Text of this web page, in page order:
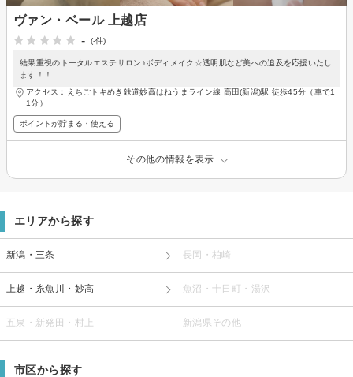
ヴァン・ベール 上越店
-
(-件)
結果重視のトータルエステサロン♪ボディメイク☆透明肌など美への追及を応援いたし
ます！！
アクセス：えちごトキめき鉄道妙高はねうまライン線 高田(新潟)駅 徒歩45分（車で1
1分）
ポイントが貯まる・使える
その他の情報を表示
エリアから探す
新潟・三条 長岡・柏崎
上越・糸魚川・妙高 魚沼・十日町・湯沢
五泉・新発田・村上 新潟県その他
市区から探す